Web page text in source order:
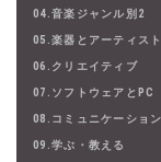
04.音楽ジャンル別2
05.楽器とアーティスト
06.クリエイティブ
07.ソフトウェアとPC
08.コミュニケーション
09.学ぶ・教える